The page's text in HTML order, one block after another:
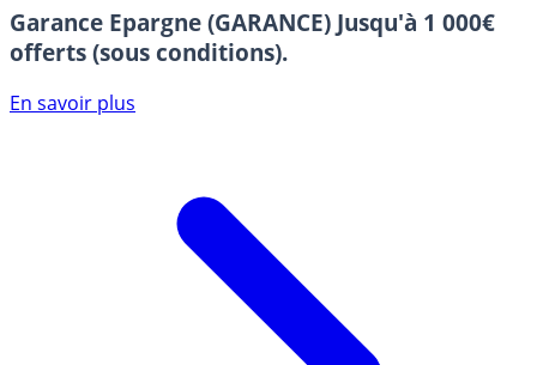
Garance Epargne (GARANCE) Jusqu'à 1 000€
offerts (sous conditions).
En savoir plus